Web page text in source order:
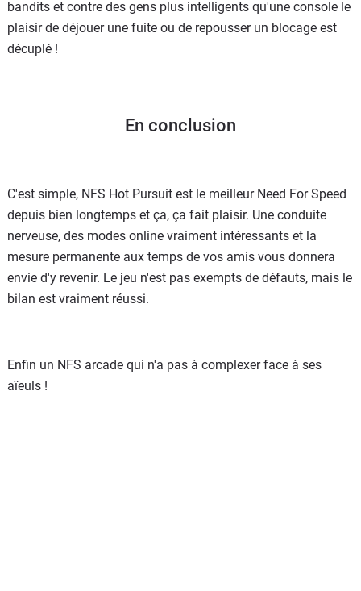
bandits et contre des gens plus intelligents qu'une console le
plaisir de déjouer une fuite ou de repousser un blocage est
décuplé !
En conclusion
C'est simple, NFS Hot Pursuit est le meilleur Need For Speed
depuis bien longtemps et ça, ça fait plaisir. Une conduite
nerveuse, des modes online vraiment intéressants et la
mesure permanente aux temps de vos amis vous donnera
envie d'y revenir. Le jeu n'est pas exempts de défauts, mais le
bilan est vraiment réussi.
Enfin un NFS arcade qui n'a pas à complexer face à ses
aïeuls !